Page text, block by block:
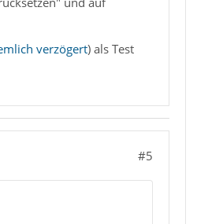
verzögert) als Test
#5